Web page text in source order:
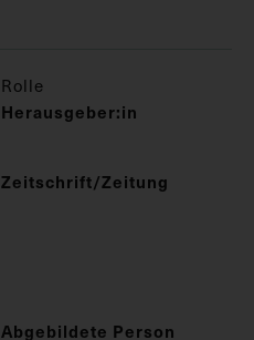
Rolle
Herausgeber:in
Zeitschrift/Zeitung
Abgebildete Person